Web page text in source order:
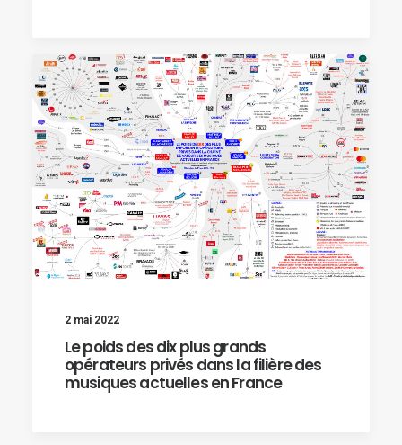
2 mai 2022
Le poids des dix plus grands
opérateurs privés dans la filière des
musiques actuelles en France